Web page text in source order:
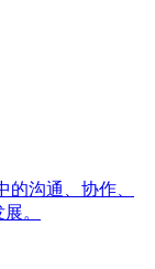
沟通、协作、
。